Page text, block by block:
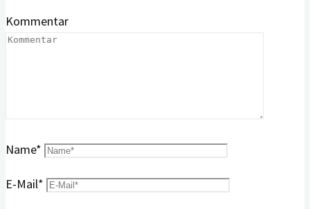
Kommentar
Name*
E-Mail*